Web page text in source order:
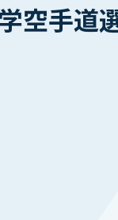
空手道